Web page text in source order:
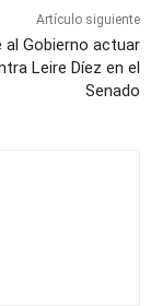
Artículo siguiente
al Gobierno actuar
Leire Díez en el
Senado